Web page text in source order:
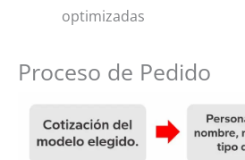
optimizadas
Proceso de Pedido